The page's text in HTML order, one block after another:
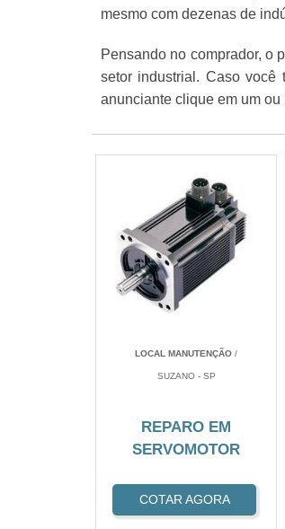
mesmo com dezenas de
Pensando no comprador, o
setor industrial. Caso você
anunciante clique em um
LOCAL MANUTENÇÃO /
SUZANO - SP
REPARO EM
SERVOMOTOR
COTAR AGORA